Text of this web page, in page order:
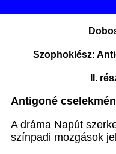
Szophoklész:
I.
Antigoné
A dráma Napút
színpadi mozgások